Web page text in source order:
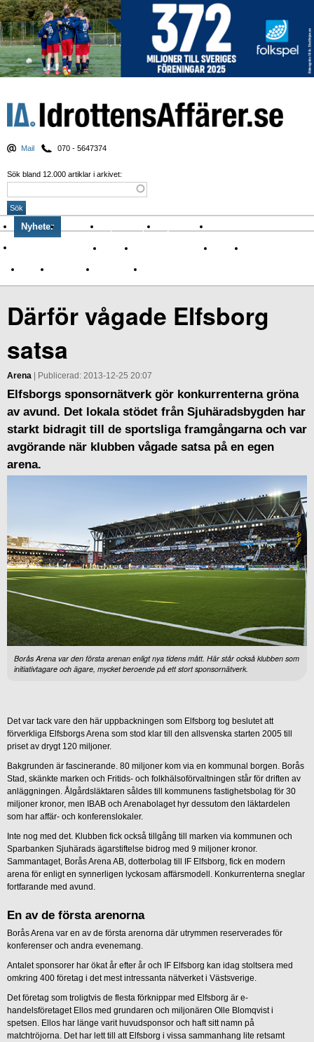
Mail 070 - 5647374
Sök bland 12.000 artiklar i arkivet:
Nyheter Krönikor Sport & spel Nyhetsbrev
Om Idrottens Affärer
Affärer I spåren av Corona Arena
Namn Sponsring TV-nyheter
Därför vågade Elfsborg
satsa
Arena | Publicerad: 2013-12-25 20:07
Elfsborgs sponsornätverk gör konkurrenterna gröna
av avund. Det lokala stödet från Sjuhäradsbygden har
starkt bidragit till de sportsliga framgångarna och var
avgörande när klubben vågade satsa på en egen
arena.
Borås Arena var den första arenan enligt nya tidens mått. Här står också klubben som
initiativtagare och ägare, mycket beroende på ett stort sponsornätverk.
Det var tack vare den här uppbackningen som Elfsborg tog beslutet att
förverkliga Elfsborgs Arena som stod klar till den allsvenska starten 2005 till
priset av drygt 120 miljoner.
Bakgrunden är fascinerande. 80 miljoner kom via en kommunal borgen. Borås
Stad, skänkte marken och Fritids- och folkhälsoförvaltningen står för driften av
anläggningen. Ålgårdsläktaren såldes till kommunens fastighetsbolag för 30
miljoner kronor, men IBAB och Arenabolaget hyr dessutom den läktardelen
som har affär- och konferenslokaler.
Inte nog med det. Klubben fick också tillgång till marken via kommunen och
Sparbanken Sjuhärads ägarstiftelse bidrog med 9 miljoner kronor.
Sammantaget, Borås Arena AB, dotterbolag till IF Elfsborg, fick en modern
arena för enligt en synnerligen lyckosam affärsmodell. Konkurrenterna sneglar
fortfarande med avund.
En av de första arenorna
Borås Arena var en av de första arenorna där utrymmen reserverades för
konferenser och andra evenemang.
Antalet sponsorer har ökat år efter år och IF Elfsborg kan idag stoltsera med
omkring 400 företag i det mest intressanta nätverket i Västsverige.
Det företag som troligtvis de flesta förknippar med Elfsborg är e-
handelsföretaget Ellos med grundaren och miljonären Olle Blomqvist i
spetsen. Ellos har länge varit huvudsponsor och haft sitt namn på
matchtröjorna. Det har lett till att Elfsborg i vissa sammanhang lite retsamt